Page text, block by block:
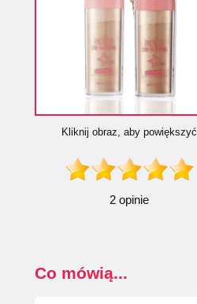
Kliknij obraz, aby powiększyć
2 opinie
Co mówią...